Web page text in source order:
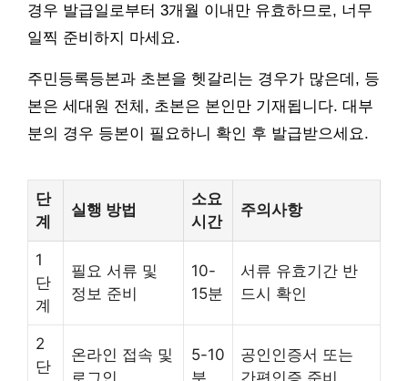
경우 발급일로부터 3개월 이내만 유효하므로, 너무
일찍 준비하지 마세요.
주민등록등본과 초본을 헷갈리는 경우가 많은데, 등
본은 세대원 전체, 초본은 본인만 기재됩니다. 대부
분의 경우 등본이 필요하니 확인 후 발급받으세요.
단
계
실행 방법
소요
시간
주의사항
1
단
계
필요 서류 및
정보 준비
10-
15분
서류 유효기간 반
드시 확인
2
단
온라인 접속 및
로그인
5-10
분
공인인증서 또는
간편인증 준비